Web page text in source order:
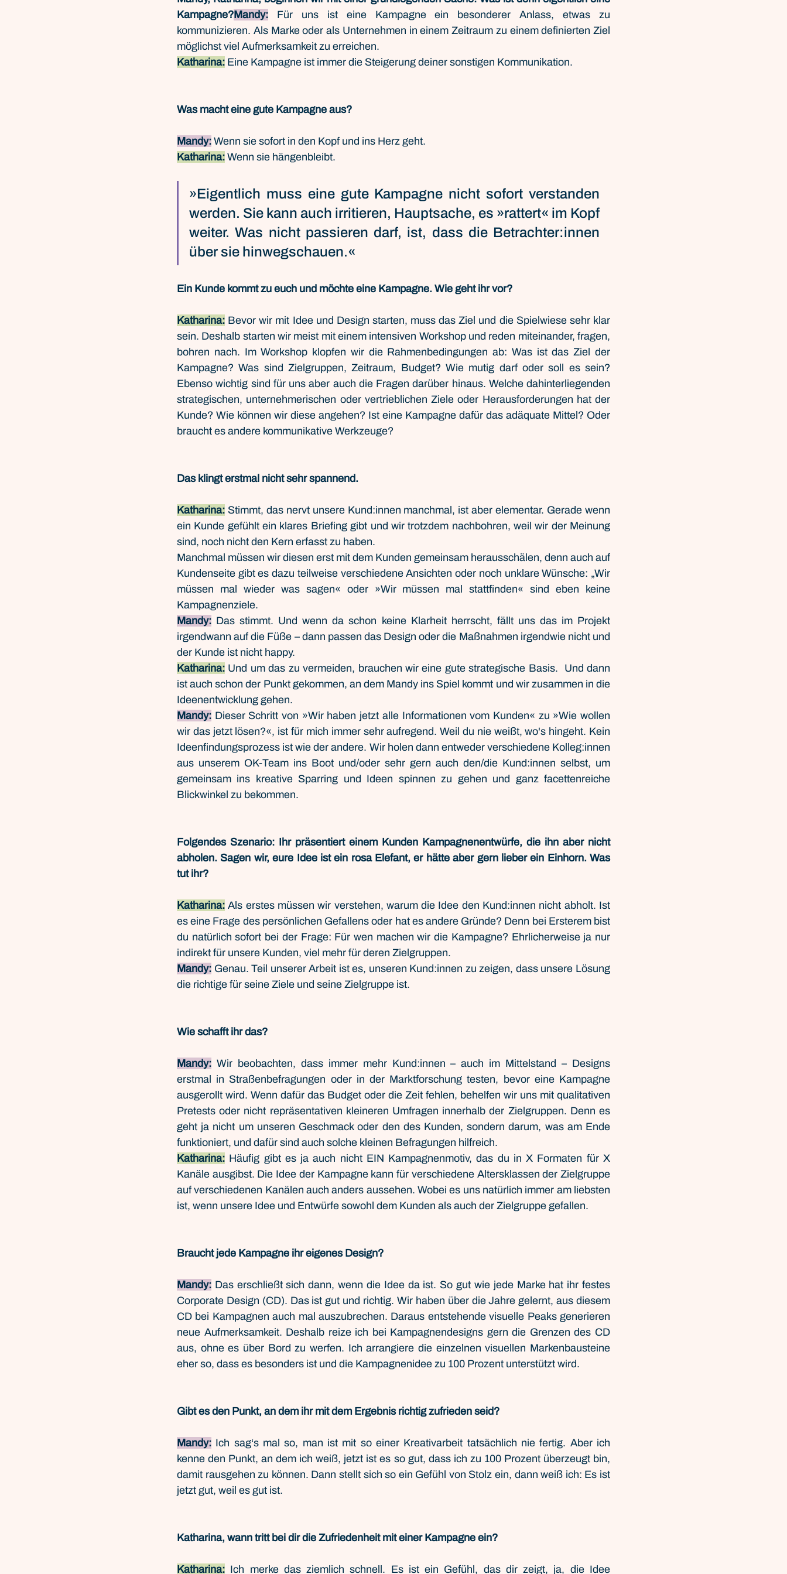
Kampagne? Mandy: Für uns ist eine Kampagne ein besonderer Anlass, etwas zu
kommunizieren. Als Marke oder als Unternehmen in einem Zeitraum zu einem definierten Ziel
möglichst viel Aufmerksamkeit zu erreichen.
Katharina: Eine Kampagne ist immer die Steigerung deiner sonstigen Kommunikation.
Was macht eine gute Kampagne aus?
Mandy: Wenn sie sofort in den Kopf und ins Herz geht.
Katharina: Wenn sie hängenbleibt.
»Eigentlich muss eine gute Kampagne nicht sofort verstanden
werden. Sie kann auch irritieren, Hauptsache, es »rattert« im Kopf
weiter. Was nicht passieren darf, ist, dass die Betrachter:innen
über sie hinwegschauen.«
Ein Kunde kommt zu euch und möchte eine Kampagne. Wie geht ihr vor?
Katharina: Bevor wir mit Idee und Design starten, muss das Ziel und die Spielwiese sehr klar
sein. Deshalb starten wir meist mit einem intensiven Workshop und reden miteinander, fragen,
bohren nach. Im Workshop klopfen wir die Rahmenbedingungen ab: Was ist das Ziel der
Kampagne? Was sind Zielgruppen, Zeitraum, Budget? Wie mutig darf oder soll es sein?
Ebenso wichtig sind für uns aber auch die Fragen darüber hinaus. Welche dahinterliegenden
strategischen, unternehmerischen oder vertrieblichen Ziele oder Herausforderungen hat der
Kunde? Wie können wir diese angehen? Ist eine Kampagne dafür das adäquate Mittel? Oder
braucht es andere kommunikative Werkzeuge?
Das klingt erstmal nicht sehr spannend.
Katharina: Stimmt, das nervt unsere Kund:innen manchmal, ist aber elementar. Gerade wenn
ein Kunde gefühlt ein klares Briefing gibt und wir trotzdem nachbohren, weil wir der Meinung
sind, noch nicht den Kern erfasst zu haben.
Manchmal müssen wir diesen erst mit dem Kunden gemeinsam herausschälen, denn auch auf
Kundenseite gibt es dazu teilweise verschiedene Ansichten oder noch unklare Wünsche: „Wir
müssen mal wieder was sagen« oder »Wir müssen mal stattfinden« sind eben keine
Kampagnenziele.
Mandy: Das stimmt. Und wenn da schon keine Klarheit herrscht, fällt uns das im Projekt
irgendwann auf die Füße – dann passen das Design oder die Maßnahmen irgendwie nicht und
der Kunde ist nicht happy.
Katharina: Und um das zu vermeiden, brauchen wir eine gute strategische Basis.  Und dann
ist auch schon der Punkt gekommen, an dem Mandy ins Spiel kommt und wir zusammen in die
Ideenentwicklung gehen.
Mandy: Dieser Schritt von »Wir haben jetzt alle Informationen vom Kunden« zu »Wie wollen
wir das jetzt lösen?«, ist für mich immer sehr aufregend. Weil du nie weißt, wo's hingeht. Kein
Ideenfindungsprozess ist wie der andere. Wir holen dann entweder verschiedene Kolleg:innen
aus unserem OK-Team ins Boot und/oder sehr gern auch den/die Kund:innen selbst, um
gemeinsam ins kreative Sparring und Ideen spinnen zu gehen und ganz facettenreiche
Blickwinkel zu bekommen.
Folgendes Szenario: Ihr präsentiert einem Kunden Kampagnenentwürfe, die ihn aber nicht
abholen. Sagen wir, eure Idee ist ein rosa Elefant, er hätte aber gern lieber ein Einhorn. Was
tut ihr?
Katharina: Als erstes müssen wir verstehen, warum die Idee den Kund:innen nicht abholt. Ist
es eine Frage des persönlichen Gefallens oder hat es andere Gründe? Denn bei Ersterem bist
du natürlich sofort bei der Frage: Für wen machen wir die Kampagne? Ehrlicherweise ja nur
indirekt für unsere Kunden, viel mehr für deren Zielgruppen.
Mandy: Genau. Teil unserer Arbeit ist es, unseren Kund:innen zu zeigen, dass unsere Lösung
die richtige für seine Ziele und seine Zielgruppe ist.
Wie schafft ihr das?
Mandy: Wir beobachten, dass immer mehr Kund:innen – auch im Mittelstand – Designs
erstmal in Straßenbefragungen oder in der Marktforschung testen, bevor eine Kampagne
ausgerollt wird. Wenn dafür das Budget oder die Zeit fehlen, behelfen wir uns mit qualitativen
Pretests oder nicht repräsentativen kleineren Umfragen innerhalb der Zielgruppen. Denn es
geht ja nicht um unseren Geschmack oder den des Kunden, sondern darum, was am Ende
funktioniert, und dafür sind auch solche kleinen Befragungen hilfreich.
Katharina: Häufig gibt es ja auch nicht EIN Kampagnenmotiv, das du in X Formaten für X
Kanäle ausgibst. Die Idee der Kampagne kann für verschiedene Altersklassen der Zielgruppe
auf verschiedenen Kanälen auch anders aussehen. Wobei es uns natürlich immer am liebsten
ist, wenn unsere Idee und Entwürfe sowohl dem Kunden als auch der Zielgruppe gefallen.
Braucht jede Kampagne ihr eigenes Design?
Mandy: Das erschließt sich dann, wenn die Idee da ist. So gut wie jede Marke hat ihr festes
Corporate Design (CD). Das ist gut und richtig. Wir haben über die Jahre gelernt, aus diesem
CD bei Kampagnen auch mal auszubrechen. Daraus entstehende visuelle Peaks generieren
neue Aufmerksamkeit. Deshalb reize ich bei Kampagnendesigns gern die Grenzen des CD
aus, ohne es über Bord zu werfen. Ich arrangiere die einzelnen visuellen Markenbausteine
eher so, dass es besonders ist und die Kampagnenidee zu 100 Prozent unterstützt wird.
Gibt es den Punkt, an dem ihr mit dem Ergebnis richtig zufrieden seid?
Mandy: Ich sag‘s mal so, man ist mit so einer Kreativarbeit tatsächlich nie fertig. Aber ich
kenne den Punkt, an dem ich weiß, jetzt ist es so gut, dass ich zu 100 Prozent überzeugt bin,
damit rausgehen zu können. Dann stellt sich so ein Gefühl von Stolz ein, dann weiß ich: Es ist
jetzt gut, weil es gut ist.
Katharina, wann tritt bei dir die Zufriedenheit mit einer Kampagne ein?
Katharina: Ich merke das ziemlich schnell. Es ist ein Gefühl, das dir zeigt, ja, die Idee